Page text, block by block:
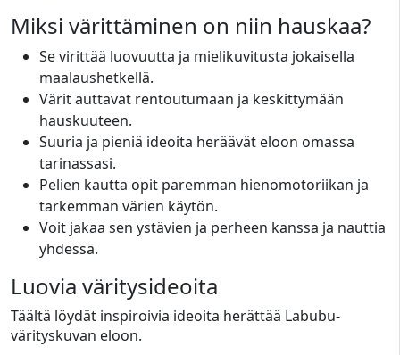
Miksi värittäminen on niin hauskaa?
Se virittää luovuutta ja mielikuvitusta jokaisella
maalaushetkellä.
Värit auttavat rentoutumaan ja keskittymään
hauskuuteen.
Suuria ja pieniä ideoita heräävät eloon omassa
tarinassasi.
Pelien kautta opit paremman hienomotoriikan ja
tarkemman värien käytön.
Voit jakaa sen ystävien ja perheen kanssa ja nauttia
yhdessä.
Luovia väritysideoita
Täältä löydät inspiroivia ideoita herättää Labubu-
värityskuvan eloon.